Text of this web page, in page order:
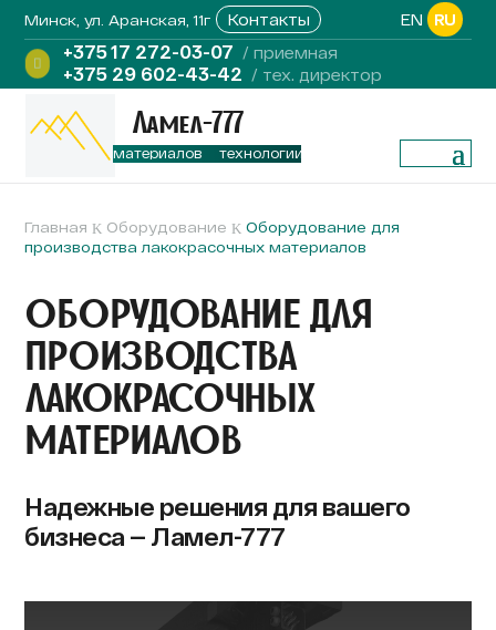
Минск, ул. Аранская, 11г Контакты EN RU

+375 17 272-03-07 / приемная
+375 29 602-43-42 / тех. директор
Ламел-777
дисперсных материалов технологии дисперсных материалов
Главная K Оборудование K Оборудование для
производства лакокрасочных материалов
ОБОРУДОВАНИЕ ДЛЯ
ПРОИЗВОДСТВА
ЛАКОКРАСОЧНЫХ
МАТЕРИАЛОВ
Надежные решения для вашего
бизнеса — Ламел-777